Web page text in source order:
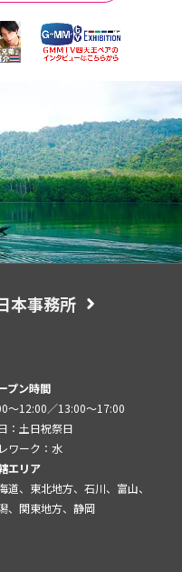
本事務所
プン時間
～12:00／13:00～17:00
：土日祝祭日
ワーク：水
エリア
道、東北地方、石川、富山、
、関東地方、静岡